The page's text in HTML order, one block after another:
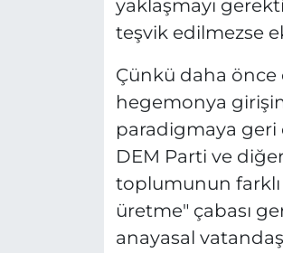
yaklaşmayı
teşvik edilmezse
Çünkü daha önce
hegemonya
paradigmaya geri
DEM Parti ve
toplumunun farklı
üretme" çabası
anayasal